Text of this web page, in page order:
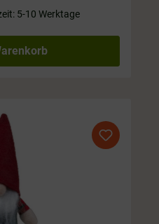
5-10 Werktage